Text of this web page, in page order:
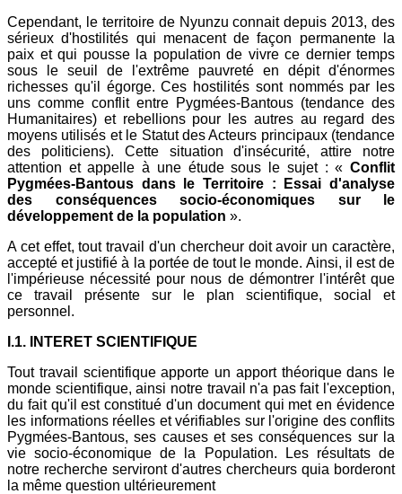
Cependant, le territoire de Nyunzu connait depuis 2013, des
sérieux d'hostilités qui menacent de façon permanente la
paix et qui pousse la population de vivre ce dernier temps
sous le seuil de l'extrême pauvreté en dépit d'énormes
richesses qu'il égorge. Ces hostilités sont nommés par les
uns comme conflit entre Pygmées-Bantous (tendance des
Humanitaires) et rebellions pour les autres au regard des
moyens utilisés et le Statut des Acteurs principaux (tendance
des politiciens). Cette situation d'insécurité, attire notre
attention et appelle à une étude sous le sujet : « Conflit
Pygmées-Bantous dans le Territoire : Essai d'analyse
des conséquences socio-économiques sur le
développement de la population ».
A cet effet, tout travail d'un chercheur doit avoir un caractère,
accepté et justifié à la portée de tout le monde. Ainsi, il est de
l'impérieuse nécessité pour nous de démontrer l'intérêt que
ce travail présente sur le plan scientifique, social et
personnel.
I.1. INTERET SCIENTIFIQUE
Tout travail scientifique apporte un apport théorique dans le
monde scientifique, ainsi notre travail n'a pas fait l'exception,
du fait qu'il est constitué d'un document qui met en évidence
les informations réelles et vérifiables sur l'origine des conflits
Pygmées-Bantous, ses causes et ses conséquences sur la
vie socio-économique de la Population. Les résultats de
notre recherche serviront d'autres chercheurs quia borderont
la même question ultérieurement